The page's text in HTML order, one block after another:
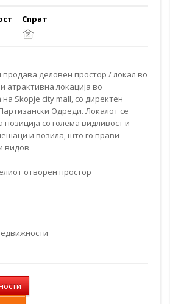
Спрат
-
продава деловен простор / локал во
атрактивна локација во
на Skopje city mall, со директен
Одреди. Локалот се
со голема видливост и
и возила, што го прави
видов
отворен простор